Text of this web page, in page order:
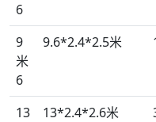
6
9
米
6
9.6*2.4*2.5米
13
13*2.4*2.6米